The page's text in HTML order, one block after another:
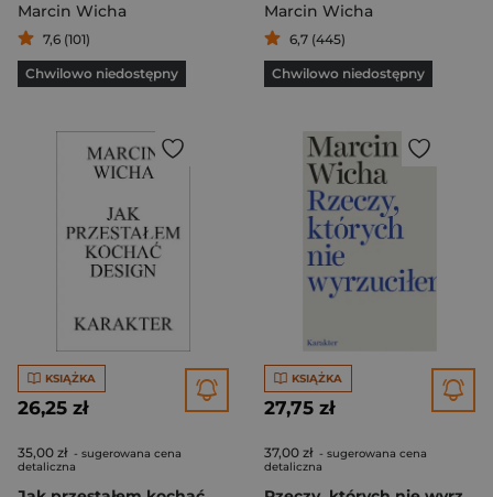
Marcin Wicha
7,6 (101)
Chwilowo niedostępny
Marcin Wicha
6,7 (445)
Chwilowo niedostępny
KSIĄŻKA
26,25 zł
35,00 zł - sugerowana cena
detaliczna
KSIĄŻKA
27,75 zł
37,00 zł - sugerowana cena
detaliczna